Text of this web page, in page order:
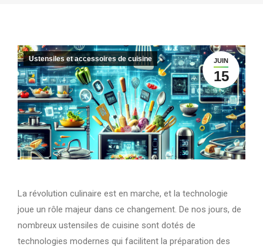
JUIN
15
Ustensiles et accessoires de cuisine
La révolution culinaire est en marche, et la technologie
joue un rôle majeur dans ce changement. De nos jours, de
nombreux ustensiles de cuisine sont dotés de
technologies modernes qui facilitent la préparation des